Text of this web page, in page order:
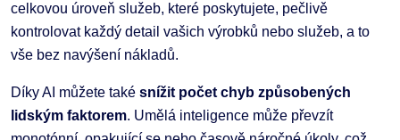
celkovou úroveň služeb, které poskytujete, pečlivě
kontrolovat každý detail vašich výrobků nebo služeb, a to
vše bez navýšení nákladů.
Díky AI můžete také snížit počet chyb způsobených
lidským faktorem. Umělá inteligence může převzít